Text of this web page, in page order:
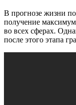
В прогнозе жизни по
получение
во всех сферах.
после этого этапа